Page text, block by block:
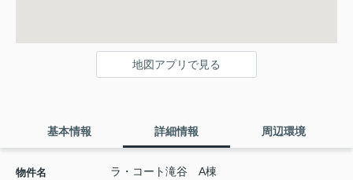
地図アプリで見る
基本情報 詳細情報 周辺環境
物件名 ラ・コート滝谷 A棟